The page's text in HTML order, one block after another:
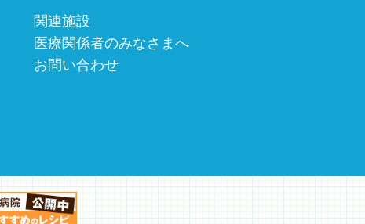
関連施設
医療関係者のみなさまへ
お問い合わせ